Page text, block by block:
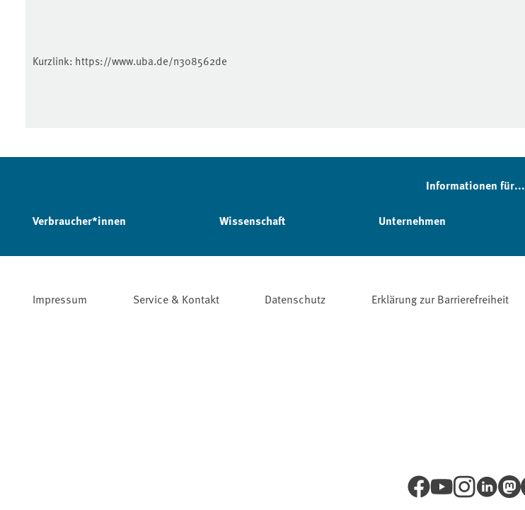
Kurzlink: https://www.uba.de/n308562de
Informationen für...
Verbraucher*innen Wissenschaft Unternehmen
Impressum Service & Kontakt Datenschutz Erklärung zur Barrierefreiheit